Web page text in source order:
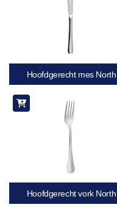
Hoofdgerecht mes North
Hoofdgerecht vork North